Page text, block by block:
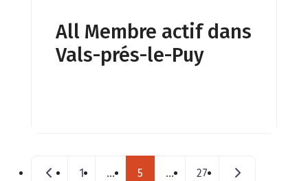
All Membre actif dans
Vals-prés-le-Puy
Posts navigation
Nouveaux postes
1 … 5 … 27 Messages